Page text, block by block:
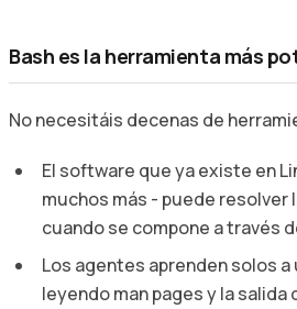
Bash es la herramienta más
No necesitáis decenas de
El software que ya existe en
muchos más - puede resolver
cuando se compone a través
Los agentes aprenden solos
leyendo man pages y la salida